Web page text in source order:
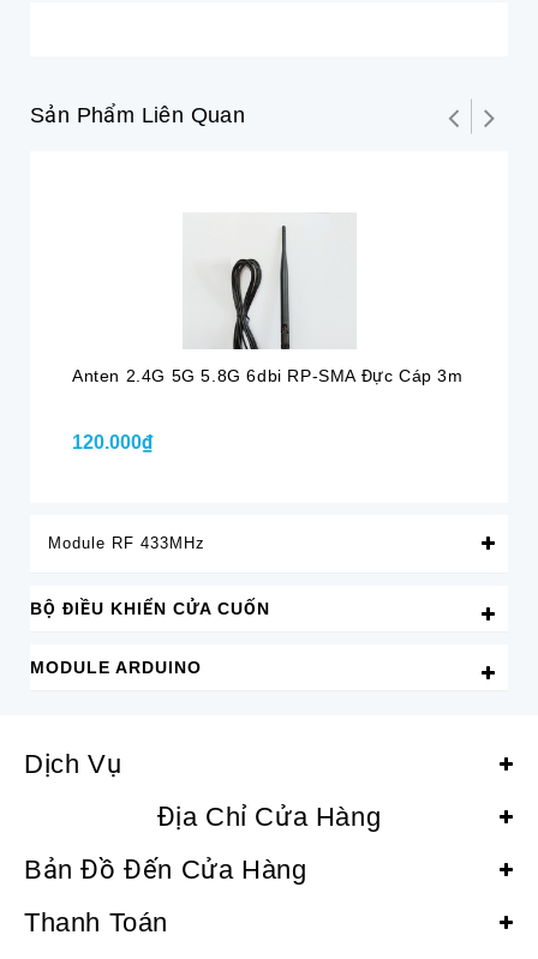
Sản Phẩm Liên Quan
Anten 2.4G 5G 5.8G 6dbi RP-SMA Đực Cáp 3m
120.000₫
Module RF 433MHz
BỘ ĐIỀU KHIỂN CỬA CUỐN
MODULE ARDUINO
Dịch Vụ
Địa Chỉ Cửa Hàng
Bản Đồ Đến Cửa Hàng
Thanh Toán